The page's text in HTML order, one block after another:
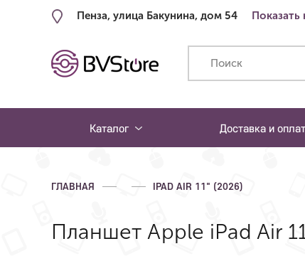
Пенза, улица Бакунина, дом 54 Показать
Каталог Доставка и
ГЛАВНАЯ IPAD AIR 11" (2026)
Планшет Apple iPad Air